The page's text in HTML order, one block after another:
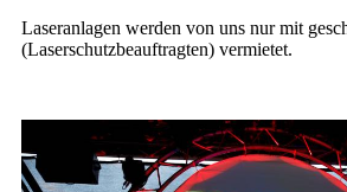
Laseranlagen werden von uns nur mit
(Laserschutzbeauftragten) vermietet.